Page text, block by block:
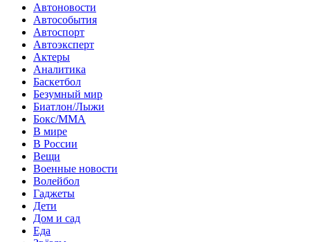
Автоновости
Автособытия
Автоспорт
Автоэксперт
Актеры
Аналитика
Баскетбол
Безумный мир
Биатлон/Лыжи
Бокс/MMA
В мире
В России
Вещи
Военные новости
Волейбол
Гаджеты
Дети
Дом и сад
Еда